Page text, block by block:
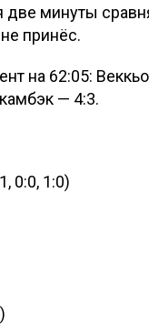
две минуты
принёс.
на 62:05:
— 4:3.
0:0, 1:0)